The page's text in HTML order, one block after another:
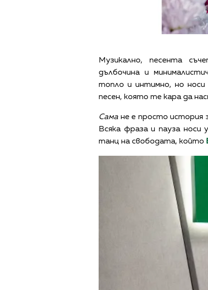
Музикално, песента
дълбочина и
топло и интимно, но
песен, която те кара да
Сама не е просто история
Всяка фраза и пауза носи
танц на свободата, който